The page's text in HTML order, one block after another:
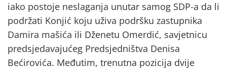
iako postoje neslaganja unutar samog SDP-a da li
podržati Konjić koju uživa podršku zastupnika
Damira mašića ili Dženetu Omerdić, savjetnicu
predsjedavajućeg Predsjedništva Denisa
Bećirovića. Međutim, trenutna pozicija dvije